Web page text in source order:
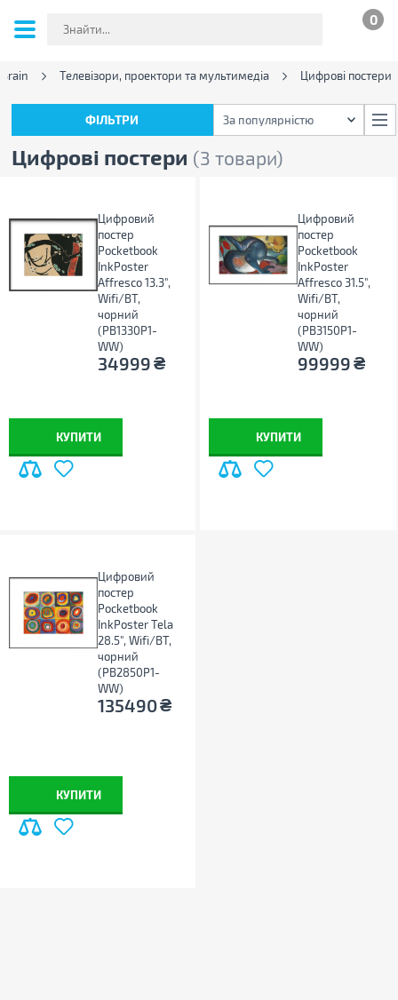
0
Телевізори, проектори та мультимедіа Цифрові постери
Цифрові постери (3 товари)
ФІЛЬТРИ За популярністю
Цифровий
постер
Pocketbook
InkPoster
Affresco 13.3",
Wifi/BT,
чорний
(PB1330P1-
WW)
34999₴
КУПИТИ
Цифровий
постер
Pocketbook
InkPoster
Affresco 31.5",
Wifi/BT,
чорний
(PB3150P1-
WW)
99999₴
КУПИТИ
Цифровий
постер
Pocketbook
InkPoster Tela
28.5", Wifi/BT,
чорний
(PB2850P1-
WW)
135490₴
КУПИТИ
ФІЛЬТРИ За популярністю